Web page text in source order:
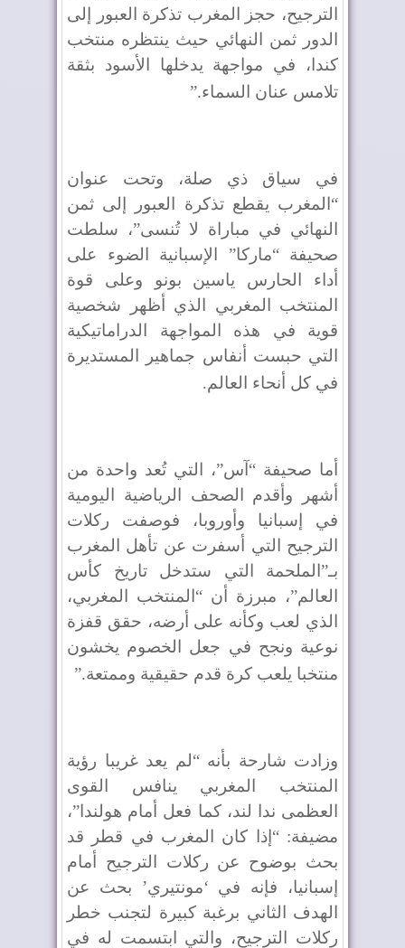
الترجيح، حجز المغرب تذكرة العبور إلى
الدور ثمن النهائي حيث ينتظره منتخب
كندا، في مواجهة يدخلها الأسود بثقة
تلامس عنان السماء”.
في سياق ذي صلة، وتحت عنوان
“المغرب يقطع تذكرة العبور إلى ثمن
النهائي في مباراة لا تُنسى”، سلطت
صحيفة “ماركا” الإسبانية الضوء على
أداء الحارس ياسين بونو وعلى قوة
المنتخب المغربي الذي أظهر شخصية
قوية في هذه المواجهة الدراماتيكية
التي حبست أنفاس جماهير المستديرة
في كل أنحاء العالم.
أما صحيفة “آس”، التي تُعد واحدة من
أشهر وأقدم الصحف الرياضية اليومية
في إسبانيا وأوروبا، فوصفت ركلات
الترجيح التي أسفرت عن تأهل المغرب
بـ”الملحمة التي ستدخل تاريخ كأس
العالم”، مبرزة أن “المنتخب المغربي،
الذي لعب وكأنه على أرضه، حقق قفزة
نوعية ونجح في جعل الخصوم يخشون
منتخبا يلعب كرة قدم حقيقية وممتعة”.
وزادت شارحة بأنه “لم يعد غريبا رؤية
المنتخب المغربي ينافس القوى
العظمى ندا لند، كما فعل أمام هولندا”،
مضيفة: “إذا كان المغرب في قطر قد
بحث بوضوح عن ركلات الترجيح أمام
إسبانيا، فإنه في ‘مونتيري’ بحث عن
الهدف الثاني برغبة كبيرة لتجنب خطر
ركلات الترجيح، والتي ابتسمت له في